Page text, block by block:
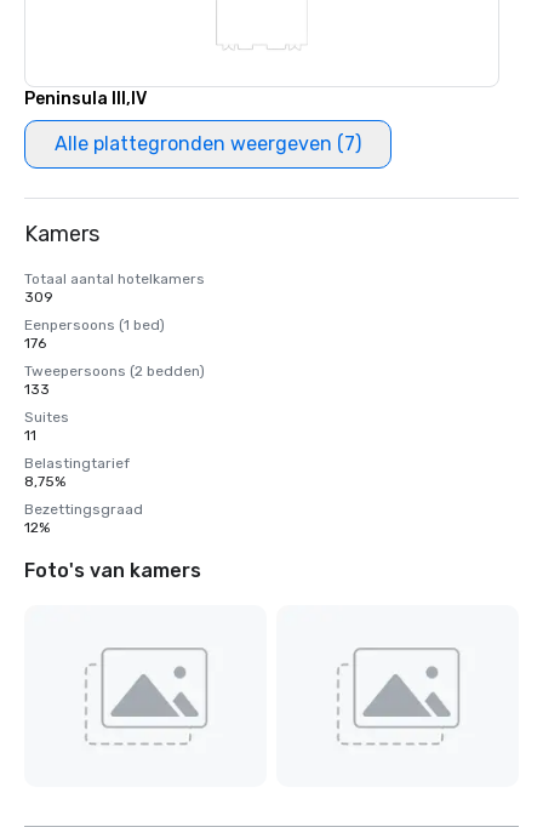
Peninsula III,IV
Alle plattegronden weergeven (7)
Kamers
Totaal aantal hotelkamers
309
Eenpersoons (1 bed)
176
Tweepersoons (2 bedden)
133
Suites
11
Belastingtarief
8,75%
Bezettingsgraad
12%
Foto's van kamers